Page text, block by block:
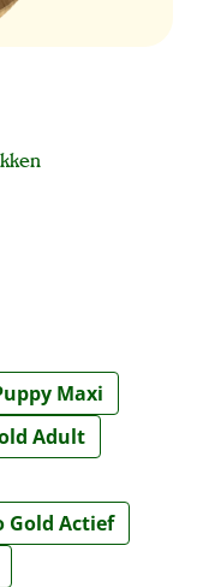
Maxi
Adult
Gold Actief